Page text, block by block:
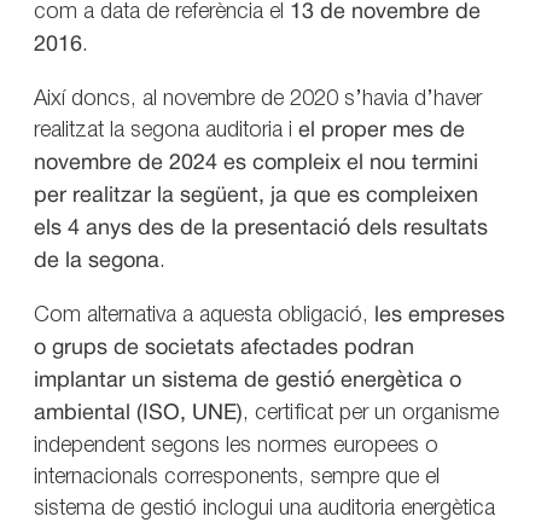
com a data de referència el 13 de novembre de
2016.
Així doncs, al novembre de 2020 s’havia d’haver
realitzat la segona auditoria i el proper mes de
novembre de 2024 es compleix el nou termini
per realitzar la següent, ja que es compleixen
els 4 anys des de la presentació dels resultats
de la segona.
Com alternativa a aquesta obligació,
les empreses
o grups de societats afectades podran
implantar un sistema de gestió energètica o
ambiental (ISO, UNE), certificat per un organisme
independent segons les normes europees o
internacionals corresponents, sempre que el
sistema de gestió inclogui una auditoria energètica